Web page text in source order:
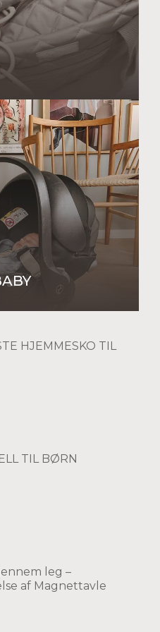
HJEMMESKO TIL
TIL BØRN
leg –
af Magnettavle